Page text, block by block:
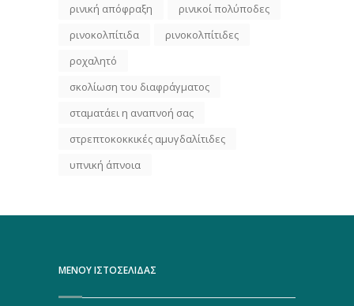
ρινική απόφραξη
ρινικοί πολύποδες
ρινοκολπίτιδα
ρινοκολπίτιδες
ροχαλητό
σκολίωση του διαφράγματος
σταματάει η αναπνοή σας
στρεπτοκοκκικές αμυγδαλίτιδες
υπνική άπνοια
ΜΕΝΟΥ ΙΣΤΟΣΕΛΙΔΑΣ